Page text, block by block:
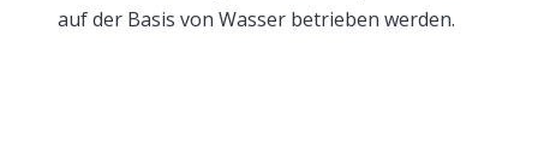
auf der Basis von Wasser betrieben werden.